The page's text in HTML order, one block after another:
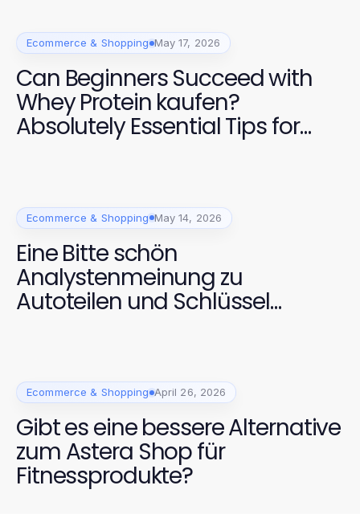
Ecommerce & Shopping May 17, 2026
Can Beginners Succeed with
Whey Protein kaufen?
Absolutely Essential Tips for
Ecommerce & Shopping May 14, 2026
Eine Bitte schön
Analystenmeinung zu
Autoteilen und Schlüssel
Ecommerce & Shopping April 26, 2026
Gibt es eine bessere Alternative
zum Astera Shop für
Fitnessprodukte?